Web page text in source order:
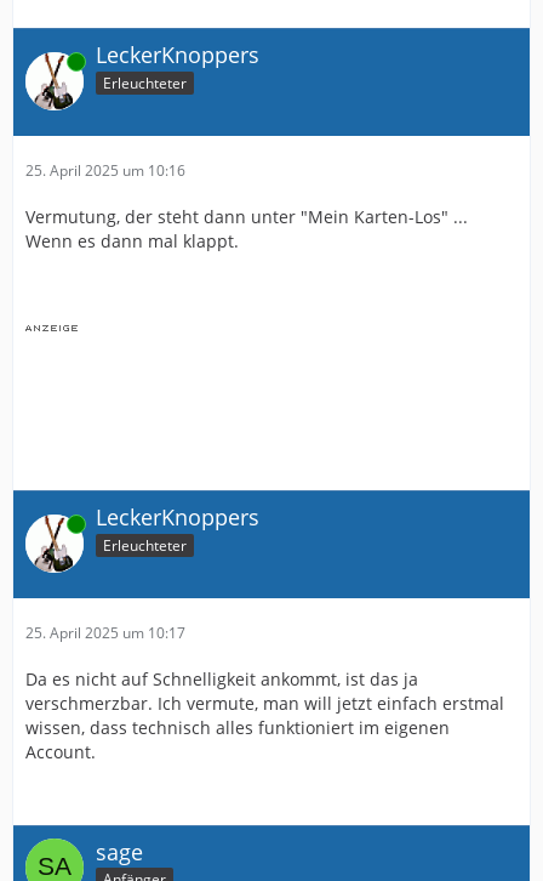
Online LeckerKnoppers
Erleuchteter
25. April 2025 um 10:16
Vermutung, der steht dann unter "Mein Karten-Los" ...
Wenn es dann mal klappt.
Online LeckerKnoppers
Erleuchteter
25. April 2025 um 10:17
Da es nicht auf Schnelligkeit ankommt, ist das ja
verschmerzbar. Ich vermute, man will jetzt einfach erstmal
wissen, dass technisch alles funktioniert im eigenen
Account.
sage